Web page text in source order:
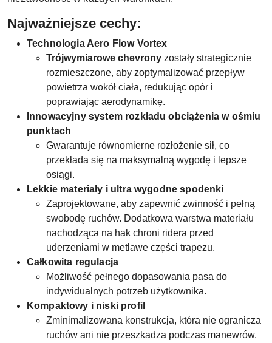
Najważniejsze cechy:
Technologia Aero Flow Vortex
Trójwymiarowe chevrony zostały strategicznie
rozmieszczone, aby zoptymalizować przepływ
powietrza wokół ciała, redukując opór i
poprawiając aerodynamikę.
Innowacyjny system rozkładu obciążenia w ośmiu
punktach
Gwarantuje równomierne rozłożenie sił, co
przekłada się na maksymalną wygodę i lepsze
osiągi.
Lekkie materiały i ultra wygodne spodenki
Zaprojektowane, aby zapewnić zwinność i pełną
swobodę ruchów. Dodatkowa warstwa materiału
nachodząca na hak chroni ridera przed
uderzeniami w metlawe części trapezu.
Całkowita regulacja
Możliwość pełnego dopasowania pasa do
indywidualnych potrzeb użytkownika.
Kompaktowy i niski profil
Zminimalizowana konstrukcja, która nie ogranicza
ruchów ani nie przeszkadza podczas manewrów.